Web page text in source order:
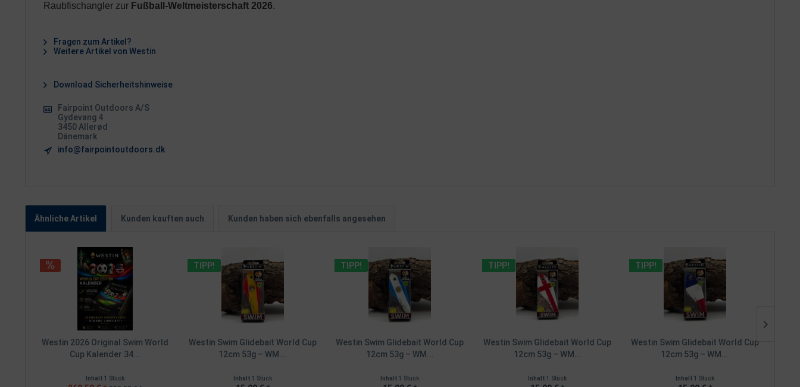
Raubfischangler zur Fußball-Weltmeisterschaft 2026.
Fragen zum Artikel?
Weitere Artikel von Westin
Download Sicherheitshinweise
Fairpoint Outdoors A/S
Gydevang 4
3450 Allerød
Dänemark
info@fairpointoutdoors.dk
Ähnliche Artikel Kunden kauften auch Kunden haben sich ebenfalls angesehen
Westin 2026 Original Swim World
Cup Kalender 34...
Inhalt1 Stück
TIPP!
Westin Swim Glidebait World Cup
12cm 53g – WM...
Inhalt 1 Stück
TIPP!
Westin Swim Glidebait World Cup
12cm 53g – WM...
Inhalt1 Stück
TIPP!
Westin Swim Glidebait World Cup
12cm 53g – WM...
Inhalt1 Stück
TIPP!
Westin Swim Glidebait World Cup
12cm 53g – WM...
Inhalt 1 Stück